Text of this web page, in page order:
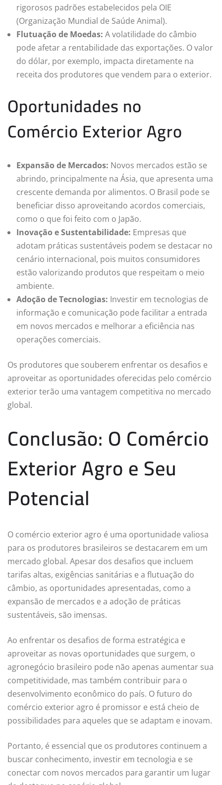
rigorosos padrões estabelecidos pela OIE
(Organização Mundial de Saúde Animal).
Flutuação de Moedas: A volatilidade do câmbio
pode afetar a rentabilidade das exportações. O valor
do dólar, por exemplo, impacta diretamente na
receita dos produtores que vendem para o exterior.
Oportunidades no
Comércio Exterior Agro
Expansão de Mercados: Novos mercados estão se
abrindo, principalmente na Ásia, que apresenta uma
crescente demanda por alimentos. O Brasil pode se
beneficiar disso aproveitando acordos comerciais,
como o que foi feito com o Japão.
Inovação e Sustentabilidade: Empresas que
adotam práticas sustentáveis podem se destacar no
cenário internacional, pois muitos consumidores
estão valorizando produtos que respeitam o meio
ambiente.
Adoção de Tecnologias: Investir em tecnologias de
informação e comunicação pode facilitar a entrada
em novos mercados e melhorar a eficiência nas
operações comerciais.
Os produtores que souberem enfrentar os desafios e
aproveitar as oportunidades oferecidas pelo comércio
exterior terão uma vantagem competitiva no mercado
global.
Conclusão: O Comércio
Exterior Agro e Seu
Potencial
O comércio exterior agro é uma oportunidade valiosa
para os produtores brasileiros se destacarem em um
mercado global. Apesar dos desafios que incluem
tarifas altas, exigências sanitárias e a flutuação do
câmbio, as oportunidades apresentadas, como a
expansão de mercados e a adoção de práticas
sustentáveis, são imensas.
Ao enfrentar os desafios de forma estratégica e
aproveitar as novas oportunidades que surgem, o
agronegócio brasileiro pode não apenas aumentar sua
competitividade, mas também contribuir para o
desenvolvimento econômico do país. O futuro do
comércio exterior agro é promissor e está cheio de
possibilidades para aqueles que se adaptam e inovam.
Portanto, é essencial que os produtores continuem a
buscar conhecimento, investir em tecnologia e se
conectar com novos mercados para garantir um lugar